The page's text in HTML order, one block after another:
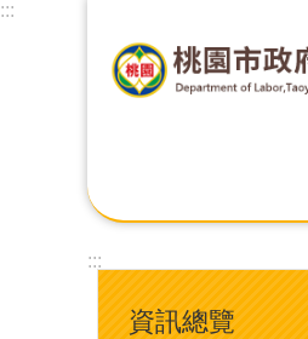
:::
:::
資訊總覽